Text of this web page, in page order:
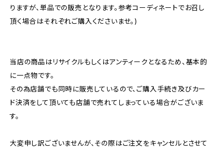
りますが、単品での販売となります。参考コーディネートでお召し
頂く場合はそれぞれご購入くださいませ。)
当店の商品はリサイクルもしくはアンティークとなるため、基本的
に一点物です。
その為店舗でも同時に販売しているので、ご購入手続き及びカー
ド決済をして頂いても店舗で売れてしまっている場合がございま
す。
大変申し訳ございませんが、その際はご注文をキャンセルとさせて